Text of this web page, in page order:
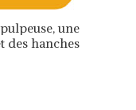
une
des hanches